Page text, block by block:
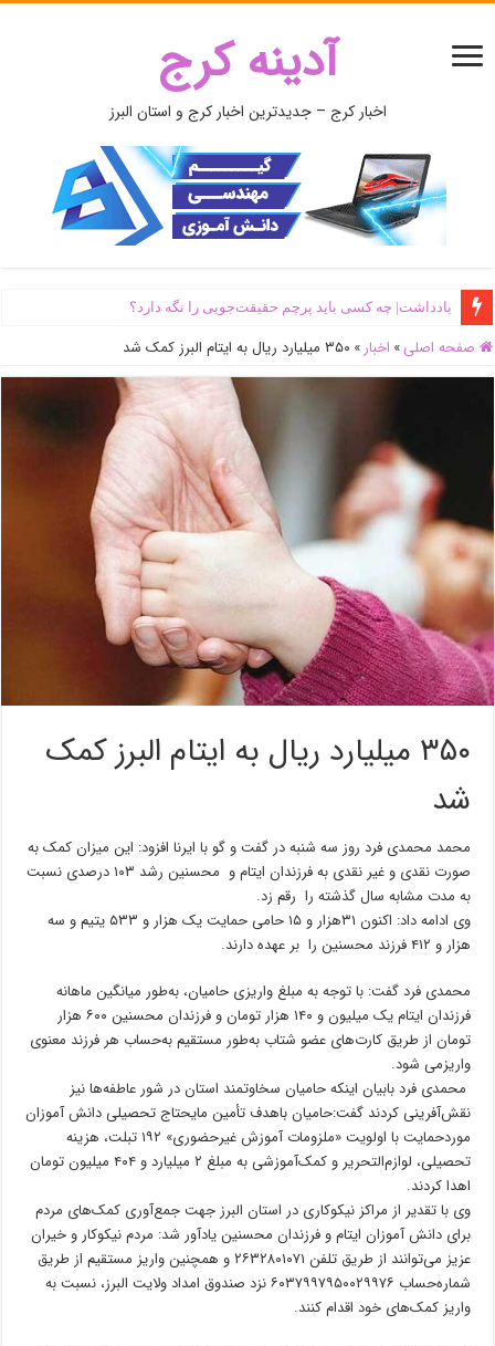
آدینه کرج
اخبار کرج – جدیدترین اخبار کرج و استان البرز
یادداشت| ‌چه کسی باید پرچم حقیقت‌جویی را نگه دارد؟
صفحه اصلی » اخبار » ۳۵۰ میلیارد ریال به ایتام البرز کمک شد
۳۵۰ میلیارد ریال به ایتام البرز کمک
شد
محمد محمدی فرد روز سه شنبه در گفت و گو با ایرنا افزود: این میزان کمک به
صورت نقدی و غیر نقدی به فرزندان ایتام و محسنین رشد ۱۰۳ درصدی نسبت
به مدت مشابه سال گذشته را رقم زد.
وی ادامه داد: اکنون ۳۱هزار و ۱۵ حامی حمایت یک هزار و ۵۳۳ یتیم و سه
هزار و ۴۱۲ فرزند محسنین را بر عهده‌ دارند.
محمدی فرد گفت: با توجه به مبلغ واریزی حامیان، به‌طور میانگین ماهانه
فرزندان ایتام یک میلیون و ۱۴۰ هزار تومان و فرزندان محسنین ۶۰۰ هزار
تومان از طریق کارت‌های عضو شتاب به‌طور مستقیم به‌حساب هر فرزند معنوی
واریزمی شود.
محمدی فرد بابیان اینکه حامیان سخاوتمند استان در شور عاطفه‌ها نیز
نقش‌آفرینی کردند گفت:حامیان باهدف تأمین مایحتاج تحصیلی دانش آموزان
موردحمایت با اولویت «ملزومات آموزش غیرحضوری» ۱۹۲ تبلت، هزینه
تحصیلی، لوازم‌التحریر و کمک‌آموزشی به مبلغ ۲ میلیارد و ۴۰۴ میلیون تومان
اهدا کردند.
وی با تقدیر از مراکز نیکوکاری در استان البرز جهت جمع‌آوری کمک‌های مردم
برای دانش آموزان ایتام و فرزندان محسنین یادآور شد: مردم نیکوکار و خیران
عزیز می‌توانند از طریق تلفن ۲۶۳۲۸۰۱۰۷۱ و همچنین واریز مستقیم از طریق
شماره‌حساب ۶۰۳۷۹۹۷۹۵۰۰۲۹۹۷۶ نزد صندوق امداد ولایت البرز، نسبت به
واریز کمک‌های خود اقدام کنند.